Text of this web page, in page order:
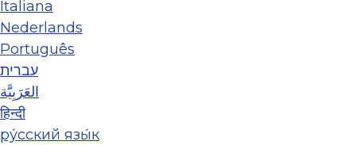
Italiana
Nederlands
Português
עברית
العَرَبِيَّة
हिन्दी
ру́сский язы́к